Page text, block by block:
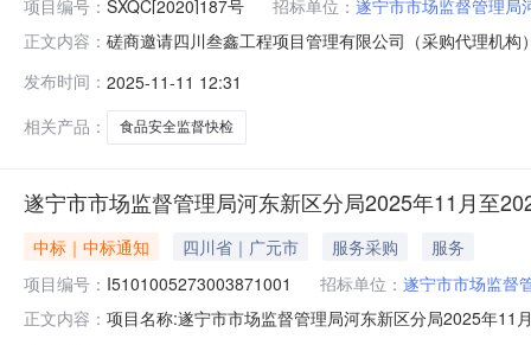
项目编号： SXQC[2020]187号 招标单位： 遂宁市市场监督管理局
正文内容： 磋商邀请四川叁鑫工程项目管理有限公司（采购代理机
名称：遂宁市市场监督管理局河东新区分局2026年-
二、资金情况资
发布时间： 2025-11-11 12:31
相关产品：
食品安全监督快检
遂宁市市场监督管理局河东新区分局2025年11月至
中标｜中标通知 四川省｜广元市 服务采购
服务
项目编号： I5101005273003871001 招标单位： 遂宁市市场监督
正文内容： 项目名称:遂宁市市场监督管理局河东新区分局2025年